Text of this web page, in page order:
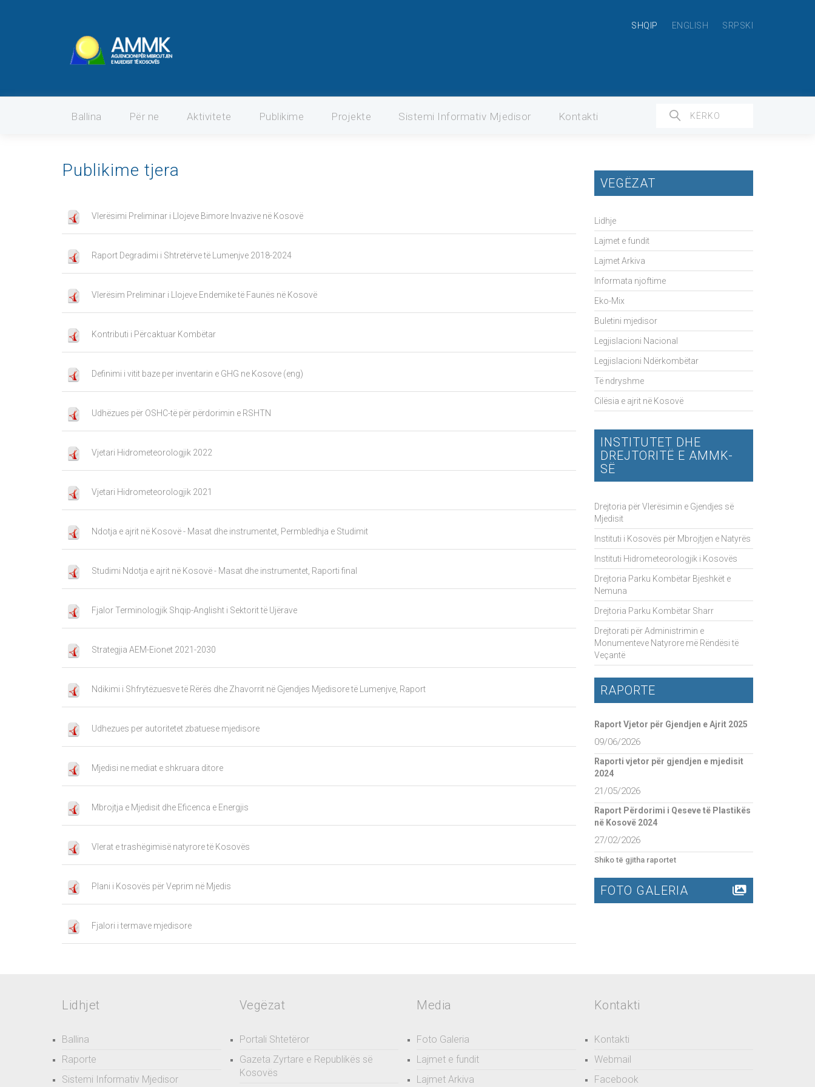
SHQIP ENGLISH SRPSKI
Ballina Për ne Aktivitete Publikime Projekte Sistemi Informativ Mjedisor Kontakti
Publikime tjera
Vlerësimi Preliminar i Llojeve Bimore Invazive në Kosovë
Raport Degradimi i Shtretërve të Lumenjve 2018-2024
Vlerësim Preliminar i Llojeve Endemike të Faunës në Kosovë
Kontributi i Përcaktuar Kombëtar
Definimi i vitit baze per inventarin e GHG ne Kosove (eng)
Udhëzues për OSHC-të për përdorimin e RSHTN
Vjetari Hidrometeorologjik 2022
Vjetari Hidrometeorologjik 2021
Ndotja e ajrit në Kosovë - Masat dhe instrumentet, Permbledhja e Studimit
Studimi Ndotja e ajrit në Kosovë - Masat dhe instrumentet, Raporti final
Fjalor Terminologjik Shqip-Anglisht i Sektorit të Ujërave
Strategjia AEM-Eionet 2021-2030
Ndikimi i Shfrytëzuesve të Rërës dhe Zhavorrit në Gjendjes Mjedisore të Lumenjve, Raport
Udhezues per autoritetet zbatuese mjedisore
Mjedisi ne mediat e shkruara ditore
Mbrojtja e Mjedisit dhe Eficenca e Energjis
Vlerat e trashëgimisë natyrore të Kosovës
Plani i Kosovës për Veprim në Mjedis
Fjalori i termave mjedisore
VEGËZAT
Lidhje
Lajmet e fundit
Lajmet Arkiva
Informata njoftime
Eko-Mix
Buletini mjedisor
Legjislacioni Nacional
Legjislacioni Ndërkombëtar
Të ndryshme
Cilësia e ajrit në Kosovë
INSTITUTET DHE
DREJTORITË E AMMK-
SË
Drejtoria për Vlerësimin e Gjendjes së
Mjedisit
Instituti i Kosovës për Mbrojtjen e Natyrës
Instituti Hidrometeorologjik i Kosovës
Drejtoria Parku Kombëtar Bjeshkët e
Nemuna
Drejtoria Parku Kombëtar Sharr
Drejtorati për Administrimin e
Monumenteve Natyrore më Rëndësi të
Veçantë
RAPORTE
Raport Vjetor për Gjendjen e Ajrit 2025
09/06/2026
Raporti vjetor për gjendjen e mjedisit
2024
21/05/2026
Raport Përdorimi i Qeseve të Plastikës
në Kosovë 2024
27/02/2026
Shiko të gjitha raportet
FOTO GALERIA
Lidhjet
Ballina
Raporte
Sistemi Informativ Mjedisor
Vegëzat
Portali Shtetëror
Gazeta Zyrtare e Republikës së
Kosovës
Media
Foto Galeria
Lajmet e fundit
Lajmet Arkiva
Kontakti
Kontakti
Webmail
Facebook